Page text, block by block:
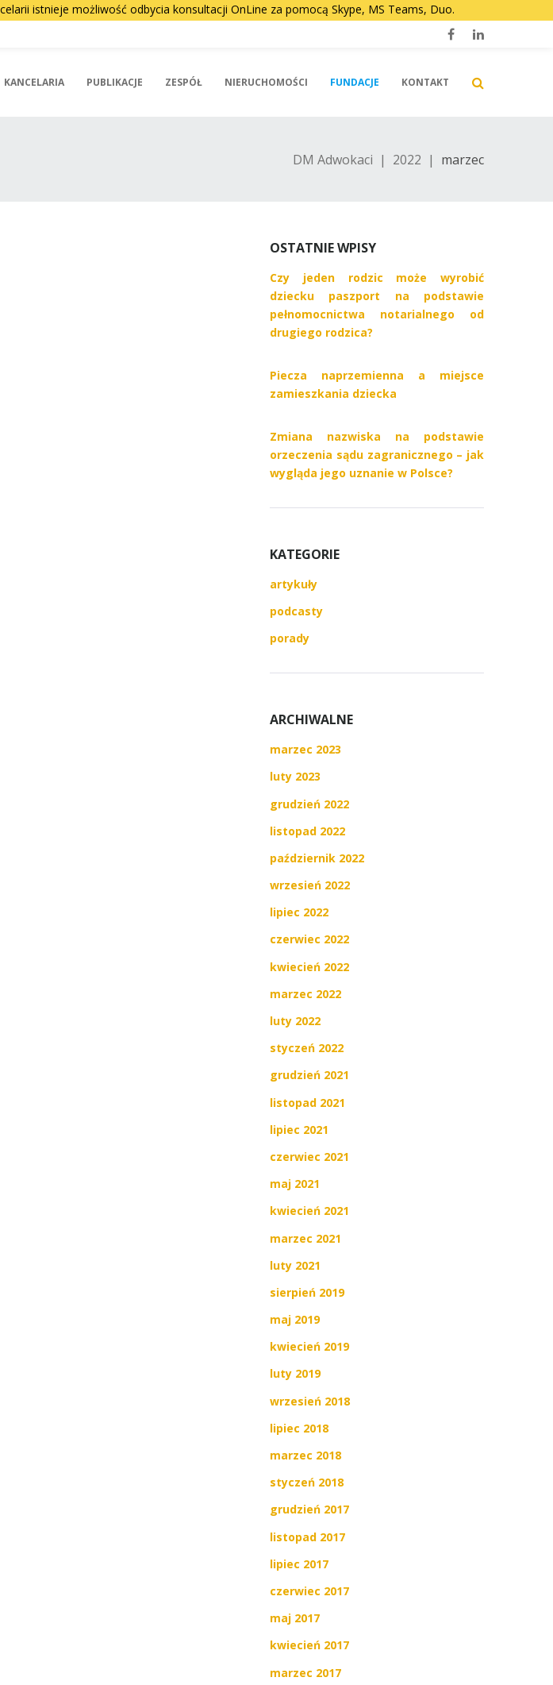
istnieje możliwość odbycia konsultacji OnLine za pomocą Skype, MS Teams, Duo.
KANCELARIA PUBLIKACJE ZESPÓŁ NIERUCHOMOŚCI FUNDACJE KONTAKT
DM Adwokaci | 2022 | marzec
OSTATNIE WPISY
Czy jeden rodzic może wyrobić
dziecku paszport na podstawie
pełnomocnictwa notarialnego od
drugiego rodzica?
Piecza naprzemienna a miejsce
zamieszkania dziecka
Zmiana nazwiska na podstawie
orzeczenia sądu zagranicznego – jak
wygląda jego uznanie w Polsce?
KATEGORIE
artykuły
podcasty
porady
ARCHIWALNE
marzec 2023
luty 2023
grudzień 2022
listopad 2022
październik 2022
wrzesień 2022
lipiec 2022
czerwiec 2022
kwiecień 2022
marzec 2022
luty 2022
styczeń 2022
grudzień 2021
listopad 2021
lipiec 2021
czerwiec 2021
maj 2021
kwiecień 2021
marzec 2021
luty 2021
sierpień 2019
maj 2019
kwiecień 2019
luty 2019
wrzesień 2018
lipiec 2018
marzec 2018
styczeń 2018
grudzień 2017
listopad 2017
lipiec 2017
czerwiec 2017
maj 2017
kwiecień 2017
marzec 2017